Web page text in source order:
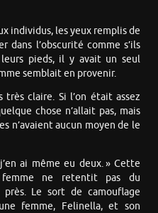
individus, les yeux remplis de
dans l’obscurité comme s’ils
pieds, il y avait un seul
semblait en provenir.
claire. Si l’on était assez
chose n’allait pas, mais
n’avaient aucun moyen de le
ai même eu deux. » Cette
ne retentit pas du
Le sort de camouflage
femme, Felinella, et son